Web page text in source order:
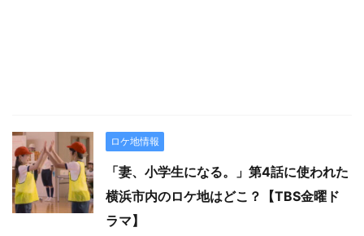
ロケ地情報
「妻、小学生になる。」第4話に使われた
横浜市内のロケ地はどこ？【TBS金曜ド
ラマ】